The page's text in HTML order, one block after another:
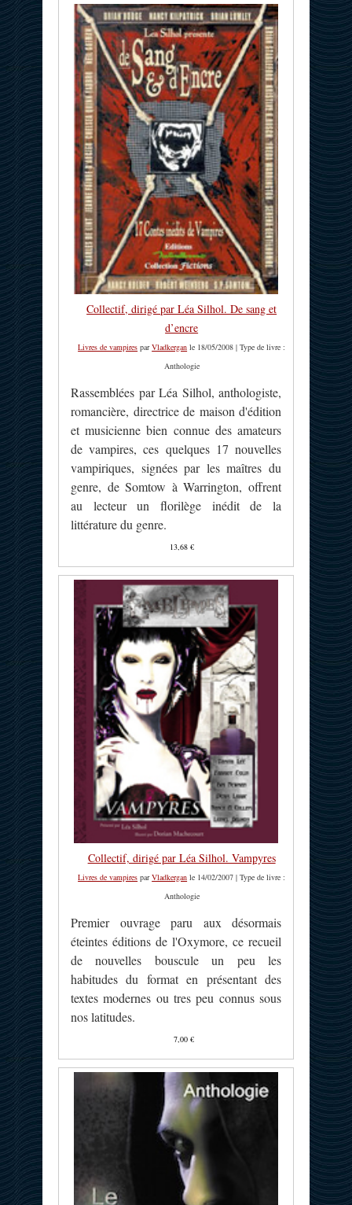
Collectif, dirigé par Léa Silhol. De sang et
d’encre
Livres de vampires parVladkergan le 18/05/2008 | Type de livre :
Anthologie
Rassemblées par Léa Silhol, anthologiste,
romancière, directrice de maison d'édition
et musicienne bien connue des amateurs
de vampires, ces quelques 17 nouvelles
vampiriques, signées par les maîtres du
genre, de Somtow à Warrington, offrent
au lecteur un florilège inédit de la
littérature du genre.
13,68 €
Collectif, dirigé par Léa Silhol. Vampyres
Livres de vampires parVladkergan le 14/02/2007 | Type de livre :
Anthologie
Premier ouvrage paru aux désormais
éteintes éditions de l'Oxymore, ce recueil
de nouvelles bouscule un peu les
habitudes du format en présentant des
textes modernes ou tres peu connus sous
nos latitudes.
7,00 €